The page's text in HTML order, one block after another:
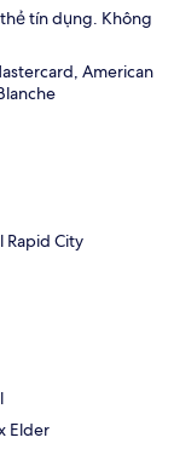
tín dụng. Không
American
Rapid City
Elder